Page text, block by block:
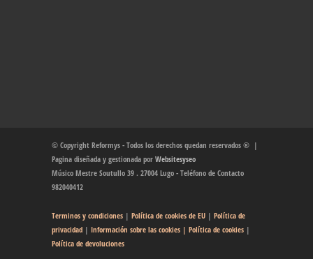
© Copyright Reformys - Todos los derechos quedan reservados ® |
Pagina diseñada y gestionada por Websitesyseo
Músico Mestre Soutullo 39 . 27004 Lugo - Teléfono de Contacto
982040412
Terminos y condiciones | Política de cookies de EU | Política de
privacidad | Información sobre las cookies | Política de cookies |
Política de devoluciones